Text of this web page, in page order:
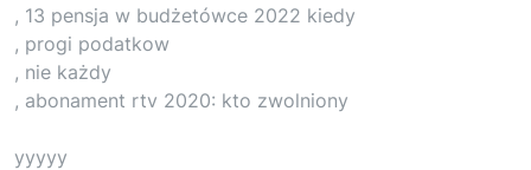
, 13 pensja w budżetówce 2022 kiedy
, progi podatkow
, nie każdy
, abonament rtv 2020: kto zwolniony
yyyyy